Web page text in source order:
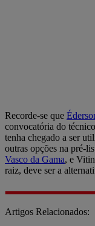
Recorde-se que
convocatória do
tenha chegado a ser
outras opções na pré-
Vasco da Gama, e
raiz, deve ser a
Artigos Relacionados: